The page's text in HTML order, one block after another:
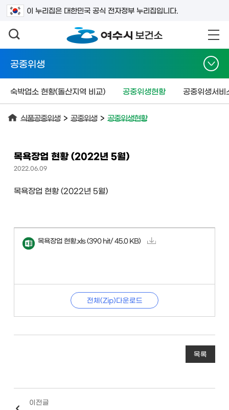
이 누리집은 대한민국 공식 전자정부 누리집입니다.
검색어를 입력하세요
공중위생
숙박업소 현황(돌산지역 비교) 공중위생현황 공중위생서비
식품공중위생 > 공중위생 > 공중위생현황
목욕장업 현황 (2022년 5월)
2022.06.09
목욕장업 현황 (2022년 5월)
목욕장업 현황.xls (390 hit/ 45.0 KB)
전체(Zip)다운로드
목록
이전글